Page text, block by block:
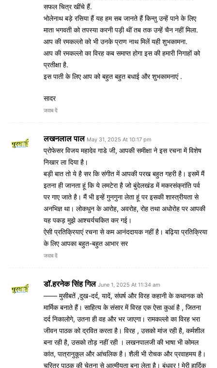
सफल चित्र खींचे हैं.
भोलेनाथ बड़े रसिया हैं यह हम सब जानते हैं किन्तु उन्हें पाने के लिए
माता भगवती को तपस्या करनी पड़ी थीं तब तक उन्हें चैन नहीं मिला.
आप की रमकल्लो को भी उनके प्राण नाथ मिलें यही शुभकामना.
आप की रमकल्लो का विरह कब समाप्त होगा इस की हमारी निगाहों को
प्रतीक्षा है.
इस पाती के लिए आप को बहुत बहुत बधाई और शुभकामनाएं .
सादर
जवाब दें
लखनलाल पाल May 31, 2025 At 10:17 pm
प्रोफेसर विजय महादेव गाडे जी, आपकी समीक्षा ने इस रचना में विशेष
निखार ला दिया है।
बड़ी बात तो ये है सर कि संगीत में आपकी परख बहुत गहरी है। इसमें मैं
इतना ही जानता हूं कि ये लमटेरा है जो बुंदेलखंड में मकरसंक्रांति पर्व
पर गाए जाते है। मैं भी इन्हें गुनगुना लेता हूं पर इसकी शास्त्रीयता से
अनभिज्ञ था। लोकधुन के आरोह, अवरोह, रोह तथा अधोरोह पर आपकी
यह पकड़ मुझे आश्चर्यचकित कर गई।
ऐसी प्रतिक्रियाएं रचना से कम आनंददायक नहीं है। बढ़िया प्रतिक्रिया
के लिए आपका बहुत-बहुत आभार सर
जवाब दें
डॉ.हरनेक सिंह गिल June 1, 2025 At 11:34 am
—— मुसीबतें ,दुख-दर्द, यादें, संघर्ष और विरह कहानी के कथानक को
मार्मिक बनाते हैं। साहित्य के संसार में विरह एक ऐसा कुआं है , जितना
दर्द निकालोगे, उतना ही वह और भर जाएगा। रामकल्लो का विरह भरा
जीवन पाठक को द्रवित करता है। विरह , उसको मांज रही है, कर्मशील
बना रही है, उसको तोड़ नहीं रही । लखनपालजी की भाषा भी कोमल
कांत, पात्रानुकूल और आंचलिक है। शैली भी रोचक और प्रवाहमय है।
चरित्र पाठक की चेतना से आत्मीयता बना लेता है। बंधुवर ! मेरी हार्दिक